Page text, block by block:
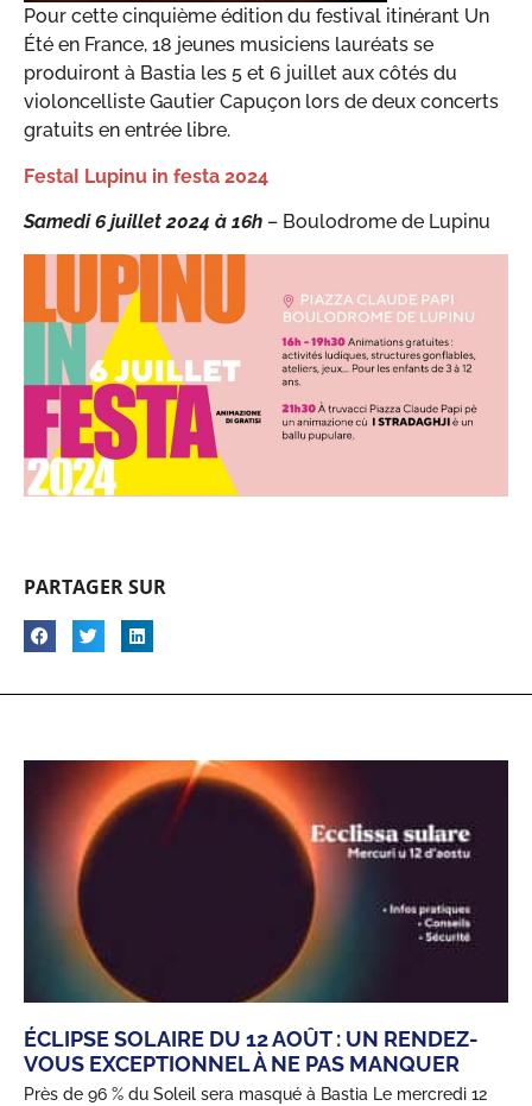
Pour cette cinquième édition du festival itinérant Un
Été en France, 18 jeunes musiciens lauréats se
produiront à Bastia les 5 et 6 juillet aux côtés du
violoncelliste Gautier Capuçon lors de deux concerts
gratuits en entrée libre.
FestaI Lupinu in festa 2024
Samedi 6 juillet 2024 à 16h – Boulodrome de Lupinu
PARTAGER SUR
ÉCLIPSE SOLAIRE DU 12 AOÛT : UN RENDEZ-
VOUS EXCEPTIONNEL À NE PAS MANQUER
Près de 96 % du Soleil sera masqué à Bastia Le mercredi 12